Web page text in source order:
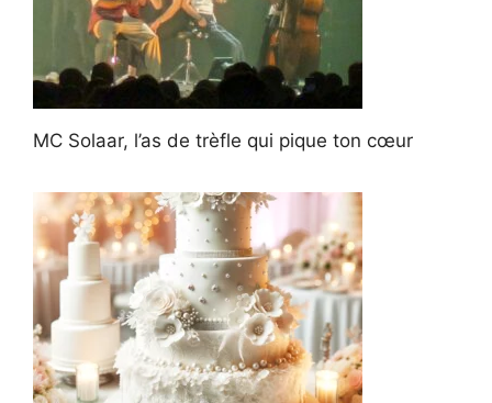
MC Solaar, l’as de trèfle qui pique ton cœur